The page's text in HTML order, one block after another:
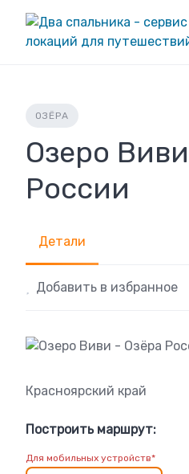
content
ОЗЁРА
Озеро
России
Детали
Добавить в избранное
Красноярский край
Построить маршрут:
Для мобильных устройств*